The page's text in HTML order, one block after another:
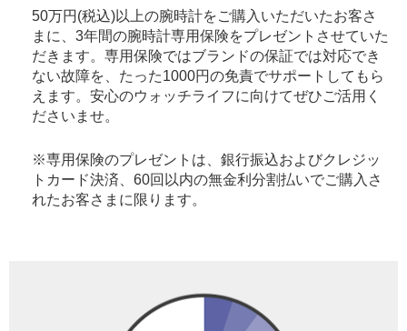
50万円(税込)以上の腕時計をご購入いただいたお客さ
まに、3年間の腕時計専用保険をプレゼントさせていた
だきます。専用保険ではブランドの保証では対応でき
ない故障を、たった1000円の免責でサポートしてもら
えます。安心のウォッチライフに向けてぜひご活用く
ださいませ。
※専用保険のプレゼントは、銀行振込およびクレジッ
トカード決済、60回以内の無金利分割払いでご購入さ
れたお客さまに限ります。